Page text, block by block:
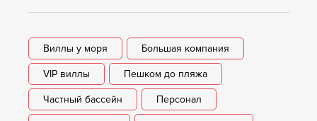
Виллы у моря Большая компания
VIP виллы Пешком до пляжа
Частный бассейн Персонал